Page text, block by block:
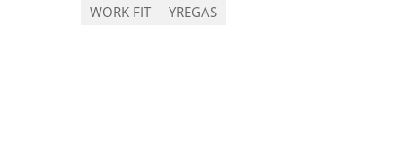
WORK FIT
YREGAS